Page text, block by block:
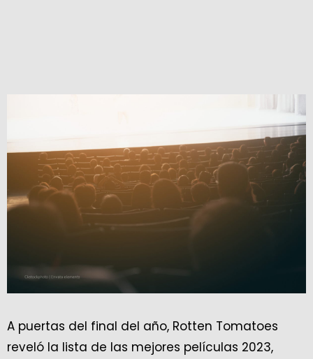
A puertas del final del año, Rotten Tomatoes
reveló la lista de las mejores películas 2023,